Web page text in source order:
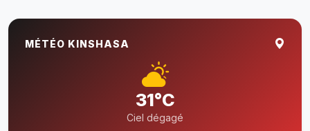
MÉTÉO KINSHASA
31°C
Ciel dégagé